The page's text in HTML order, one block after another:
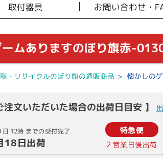
取付器具 お問い合わせ・
ムありますのぼり旗赤-
・リサイクルのぼり旗の通販商品 > 懐かしの
注文いただいた場合の出荷日目安 】
12時 までの受付完了
18日出荷
特急便
2 営業日後出荷